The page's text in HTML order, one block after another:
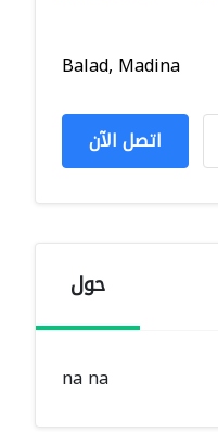
Balad, Madina
اتصل الآن
حول
na na